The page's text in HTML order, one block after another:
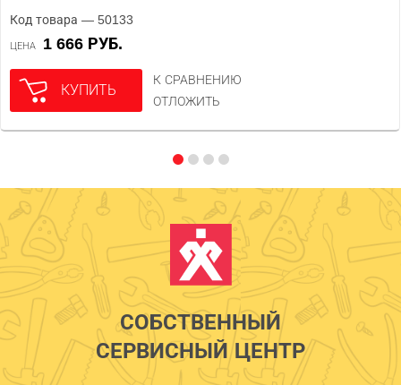
Код товара — 50133
ЦЕНА 1 666 РУБ.
КУПИТЬ
К СРАВНЕНИЮ
ОТЛОЖИТЬ
СОБСТВЕННЫЙ
СЕРВИСНЫЙ ЦЕНТР